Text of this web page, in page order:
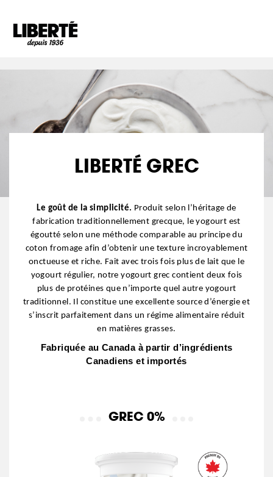
LIBERTÉ GREC
Le goût de la simplicité. Produit selon l’héritage de
fabrication traditionnellement grecque, le yogourt est
égoutté selon une méthode comparable au principe du
coton fromage afin d’obtenir une texture incroyablement
onctueuse et riche. Fait avec trois fois plus de lait que le
yogourt régulier, notre yogourt grec contient deux fois
plus de protéines que n’importe quel autre yogourt
traditionnel. Il constitue une excellente source d’énergie et
s’inscrit parfaitement dans un régime alimentaire réduit
en matières grasses.
Fabriquée au Canada à partir d’ingrédients
Canadiens et importés
GREC 0%